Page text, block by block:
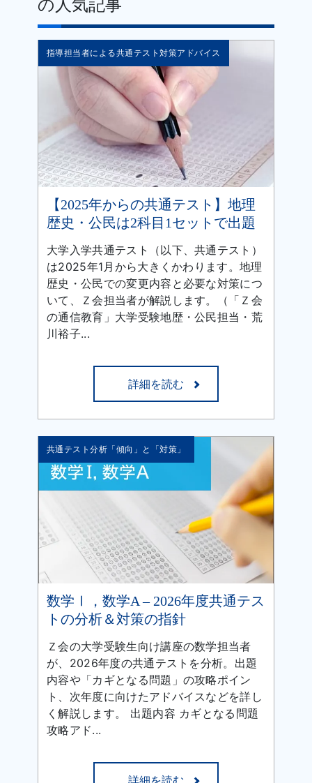
の人気記事
指導担当者による共通テスト対策アドバイス
【2025年からの共通テスト】地理
歴史・公民は2科目1セットで出題
大学入学共通テスト（以下、共通テスト）
は2025年1月から大きくかわります。地理
歴史・公民での変更内容と必要な対策につ
いて、Ｚ会担当者が解説します。（「Ｚ会
の通信教育」大学受験地歴・公民担当・荒
川裕子...
詳細を読む
共通テスト分析「傾向」と「対策」
数学Ⅰ，数学A – 2026年度共通テス
トの分析＆対策の指針
Ｚ会の大学受験生向け講座の数学担当者
が、2026年度の共通テストを分析。出題
内容や「カギとなる問題」の攻略ポイン
ト、次年度に向けたアドバイスなどを詳し
く解説します。 出題内容 カギとなる問題
攻略アド...